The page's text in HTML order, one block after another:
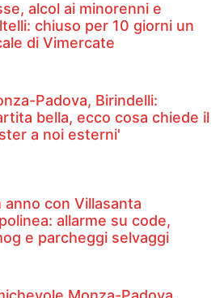
alcol ai minorenni e
chiuso per 10 giorni un
di Vimercate
Padova, Birindelli:
bella, ecco cosa chiede il
a noi esterni'
anno con Villasanta
allarme su code,
e parcheggi selvaggi